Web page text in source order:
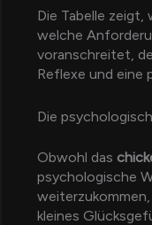
Die Tabelle zeigt,
welche
voranschreitet,
Reflexe und eine
Die
Obwohl das
psychologische
kleines